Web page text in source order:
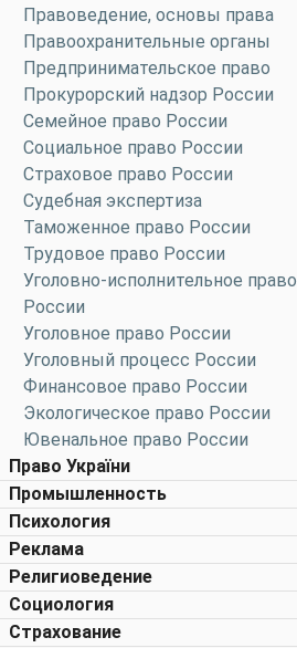
Правоведение, основы права
Правоохранительные органы
Предпринимательское право
Прокурорский надзор России
Семейное право России
Социальное право России
Страховое право России
Судебная экспертиза
Таможенное право России
Трудовое право России
Уголовно-исполнительное право
России
Уголовное право России
Уголовный процесс России
Финансовое право России
Экологическое право России
Ювенальное право России
Право України
Промышленность
Психология
Реклама
Религиоведение
Социология
Страхование